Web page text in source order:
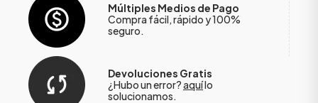
Múltiples Medios de Pago
Compra fácil, rápido y 100%
seguro.
Devoluciones Gratis
¿Hubo un error?aquílo
solucionamos.